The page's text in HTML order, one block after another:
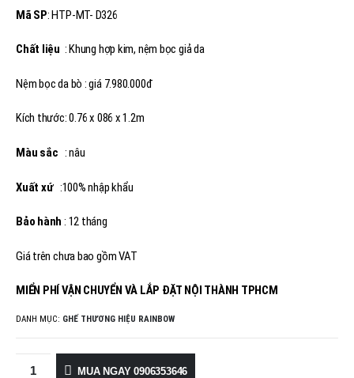
Mã SP: HTP-MT- D326
Chất liệu : Khung hợp kim, nệm bọc giả da
Nệm bọc da bò : giá 7.980.000đ
Kích thước: 0.76 x 086 x 1.2m
Màu sắc : nâu
Xuất xứ :100% nhập khẩu
Bảo hành : 12 tháng
Giá trên chưa bao gồm VAT
MIỂN PHÍ VẬN CHUYỂN VÀ LẮP ĐẶT NỘI THÀNH TPHCM
DANH MỤC: GHẾ THƯƠNG HIỆU RAINBOW
MUA NGAY 0906353646